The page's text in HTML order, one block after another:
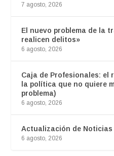
7 agosto, 2026
El nuevo problema de la
realicen delitos»
6 agosto, 2026
Caja de Profesionales: el
la política que no quiere
problema)
6 agosto, 2026
Actualización de Noticias
6 agosto, 2026